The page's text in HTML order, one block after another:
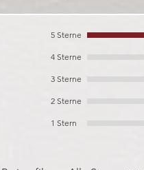
5 Sterne
4 Sterne
3 Sterne
2 Sterne
1 Stern